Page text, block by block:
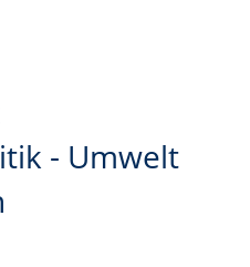
- Umwelt